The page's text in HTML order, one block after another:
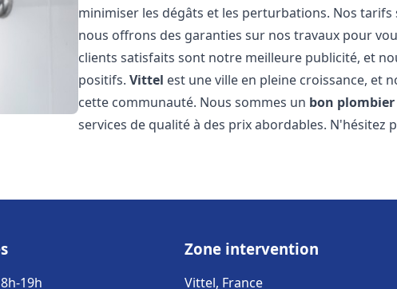
minimiser les dégâts et les perturbations. Nos
nous offrons des garanties sur nos travaux pour
clients satisfaits sont notre meilleure publicité, et
positifs.Vittel est une ville en pleine croissance, et
cette communauté. Nous sommes un bon plombier
services de qualité à des prix abordables. N'hésitez
19h
Zone intervention
Vittel, France